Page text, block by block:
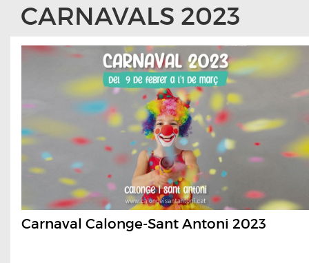
CARNAVALS 2023
Carnaval Calonge-Sant Antoni 2023